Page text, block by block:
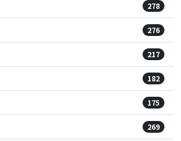
278
276
217
182
175
269